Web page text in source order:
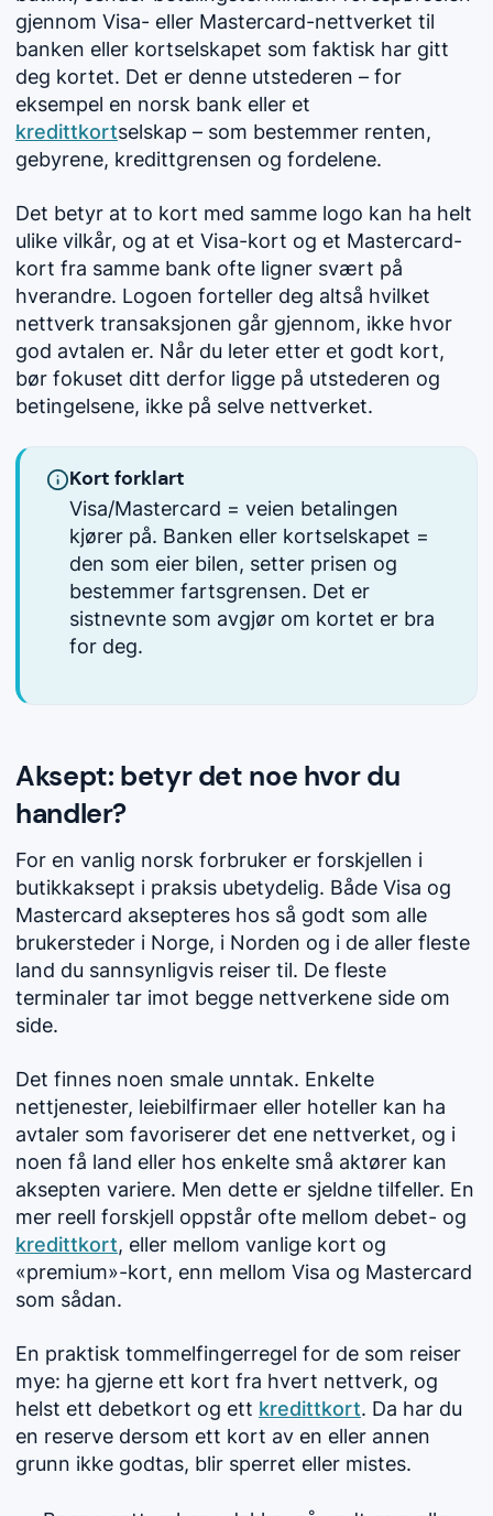
gjennom Visa- eller Mastercard-nettverket til
banken eller kortselskapet som faktisk har gitt
deg kortet. Det er denne utstederen – for
eksempel en norsk bank eller et
kredittkortselskap – som bestemmer renten,
gebyrene, kredittgrensen og fordelene.
Det betyr at to kort med samme logo kan ha helt
ulike vilkår, og at et Visa-kort og et Mastercard-
kort fra samme bank ofte ligner svært på
hverandre. Logoen forteller deg altså hvilket
nettverk transaksjonen går gjennom, ikke hvor
god avtalen er. Når du leter etter et godt kort,
bør fokuset ditt derfor ligge på utstederen og
betingelsene, ikke på selve nettverket.
Kort forklart
Visa/Mastercard = veien betalingen
kjører på. Banken eller kortselskapet =
den som eier bilen, setter prisen og
bestemmer fartsgrensen. Det er
sistnevnte som avgjør om kortet er bra
for deg.
Aksept: betyr det noe hvor du
handler?
For en vanlig norsk forbruker er forskjellen i
butikkaksept i praksis ubetydelig. Både Visa og
Mastercard aksepteres hos så godt som alle
brukersteder i Norge, i Norden og i de aller fleste
land du sannsynligvis reiser til. De fleste
terminaler tar imot begge nettverkene side om
side.
Det finnes noen smale unntak. Enkelte
nettjenester, leiebilfirmaer eller hoteller kan ha
avtaler som favoriserer det ene nettverket, og i
noen få land eller hos enkelte små aktører kan
aksepten variere. Men dette er sjeldne tilfeller. En
mer reell forskjell oppstår ofte mellom debet- og
kredittkort, eller mellom vanlige kort og
«premium»-kort, enn mellom Visa og Mastercard
som sådan.
En praktisk tommelfingerregel for de som reiser
mye: ha gjerne ett kort fra hvert nettverk, og
helst ett debetkort og ett kredittkort. Da har du
en reserve dersom ett kort av en eller annen
grunn ikke godtas, blir sperret eller mistes.